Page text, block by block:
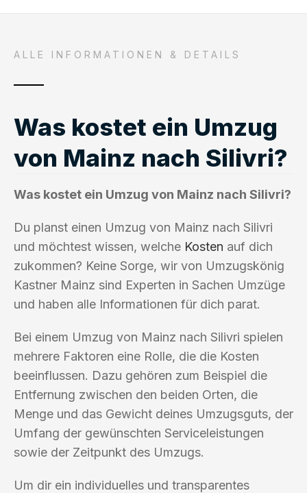
ALLE INFORMATIONEN & DETAILS
Was kostet ein Umzug
von Mainz nach Silivri?
Was kostet ein Umzug von Mainz nach Silivri?
Du planst einen Umzug von Mainz nach Silivri
und möchtest wissen, welche Kosten auf dich
zukommen? Keine Sorge, wir von Umzugskönig
Kastner Mainz sind Experten in Sachen Umzüge
und haben alle Informationen für dich parat.
Bei einem Umzug von Mainz nach Silivri spielen
mehrere Faktoren eine Rolle, die die Kosten
beeinflussen. Dazu gehören zum Beispiel die
Entfernung zwischen den beiden Orten, die
Menge und das Gewicht deines Umzugsguts, der
Umfang der gewünschten Serviceleistungen
sowie der Zeitpunkt des Umzugs.
Um dir ein individuelles und transparentes